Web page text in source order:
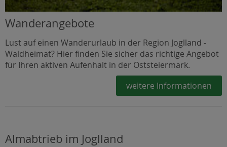
Wanderangebote
Lust auf einen Wanderurlaub in der Region Joglland -
Waldheimat? Hier finden Sie sicher das richtige Angebot
für Ihren aktiven Aufenhalt in der Oststeiermark.
weitere Informationen
Almabtrieb im Joglland